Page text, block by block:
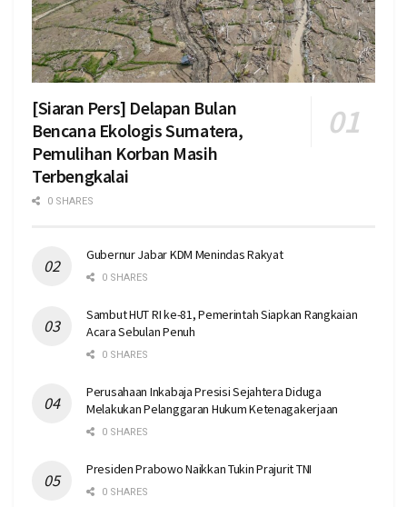
[Siaran Pers] Delapan Bulan
Bencana Ekologis Sumatera,
Pemulihan Korban Masih
Terbengkalai
0 SHARES
Gubernur Jabar KDM Menindas Rakyat
0 SHARES
Sambut HUT RI ke-81, Pemerintah Siapkan Rangkaian
Acara Sebulan Penuh
0 SHARES
Perusahaan Inkabaja Presisi Sejahtera Diduga
Melakukan Pelanggaran Hukum Ketenagakerjaan
0 SHARES
Presiden Prabowo Naikkan Tukin Prajurit TNI
0 SHARES